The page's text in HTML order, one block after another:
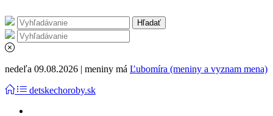
nedeľa 09.08.2026 | meniny má Ľubomíra (meniny a vyznam mena)
detskechoroby.sk